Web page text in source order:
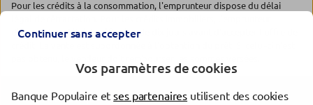
Pour les crédits à la consommation, l'emprunteur dispose du délai
dispose d'un délai de réflexion de dix jours avant d'accepter l'offre de
Les agences Banque Populaire dans les villes à proximité
Continuer sans accepter
Vos paramètres de cookies
Banque Populaire etses partenaires utilisent des cookies